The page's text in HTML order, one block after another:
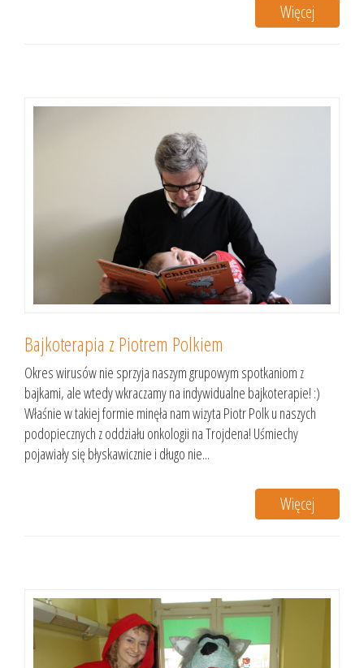
Więcej
Bajkoterapia z Piotrem Polkiem
Okres wirusów nie sprzyja naszym grupowym spotkaniom z
bajkami, ale wtedy wkraczamy na indywidualne bajkoterapie! :)
Właśnie w takiej formie minęła nam wizyta Piotr Polk u naszych
podopiecznych z oddziału onkologii na Trojdena! Uśmiechy
pojawiały się błyskawicznie i długo nie...
Więcej